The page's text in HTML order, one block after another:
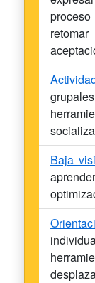
Baja